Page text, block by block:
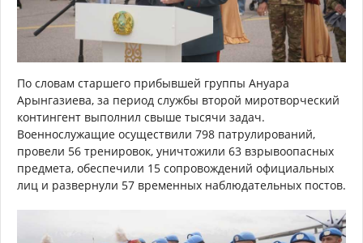
По словам старшего прибывшей группы Ануара
Арынгазиева, за период службы второй миротворческий
контингент выполнил свыше тысячи задач.
Военнослужащие осуществили 798 патрулирований,
провели 56 тренировок, уничтожили 63 взрывоопасных
предмета, обеспечили 15 сопровождений официальных
лиц и развернули 57 временных наблюдательных постов.